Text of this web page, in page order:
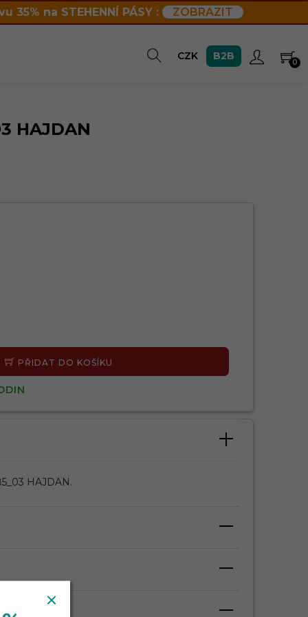
35% na STEHENNÍ PÁSY : ZOBRAZIT
CZK B2B
0
HAJDAN
PŘIDAT DO KOŠÍKU
HAJDAN.